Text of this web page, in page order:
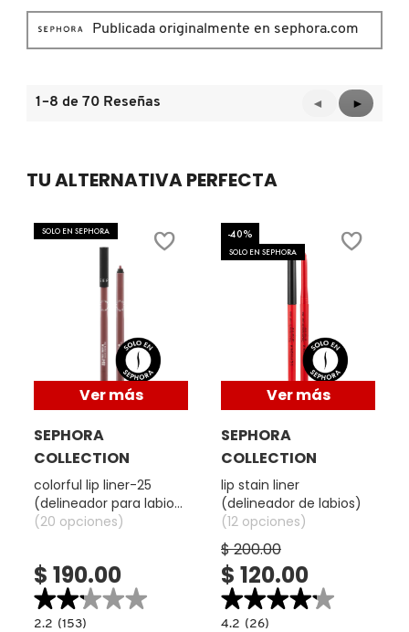
SOL DE JANEIRO
TOO FACED
TRULY BEAUTY
URBAN DECAY
Publicada originalmente en sephora.com
1–8 de 70 Reseñas
Anterior
Reviews
◄
Reviews
►
TU ALTERNATIVA PERFECTA
SOLO EN SEPHORA
Ver más
SEPHORA
COLLECTION
colorful lip liner-25
(delineador para labios
matte)
(20 opciones)
$ 190.00
★★★★★
★★★★★
2.2
2.2 (153)
-40%
SOLO EN SEPHORA
Ver más
SEPHORA
COLLECTION
lip stain liner
(delineador de labios)
(12 opciones)
$ 200.00
$ 120.00
★★★★★
★★★★★
4.2
4.2 (26)